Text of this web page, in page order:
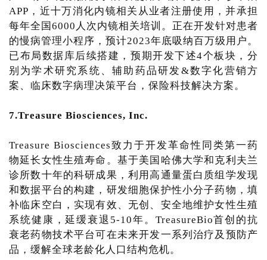
APP，近十万消化内镜相关从业者注册使用，并承担
每年全国6000人次内镜相关培训。正在开发针对患者
的慢病管理小程序，预计2023年底吸纳百万级用户。
已布局数据库后续搭建，预期开发下述4个板块，分
别为学术研究系统、辅助药品研发&数字化营销方
案、临床数字病理决策平台，保险科技解决方案。
7.Treasure Biosciences, Inc.
Treasure Biosciences致力于开发革命性同类第一药
物延长女性生殖寿命。基于美国哈佛大学和克利夫兰
诊所数十年的科研成果，利用高通量蛋白质组学发现
和数据平台的构建，研发细胞保护性小分子药物，填
补临床空白，实现有效、无创、安全地维护女性生殖
系统健康，延缓衰退5-10年。TreasureBio首创的抗
衰老药物技术平台可在未来开发一系列治疗及预防产
品，缓解全球老龄化人口结构危机。